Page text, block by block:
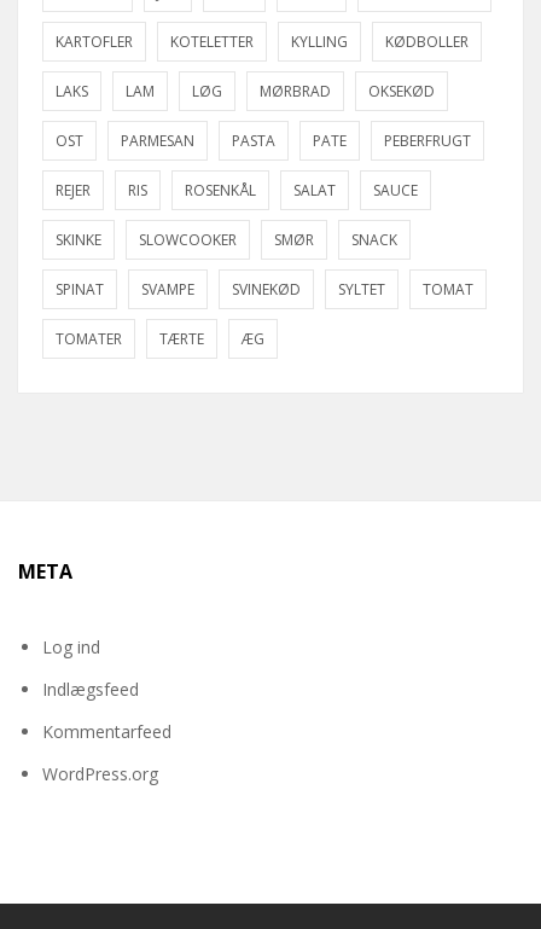
KARTOFLER KOTELETTER KYLLING KØDBOLLER
LAKS LAM LØG MØRBRAD OKSEKØD
OST PARMESAN PASTA PATE PEBERFRUGT
REJER RIS ROSENKÅL SALAT SAUCE
SKINKE SLOWCOOKER SMØR SNACK
SPINAT SVAMPE SVINEKØD SYLTET TOMAT
TOMATER TÆRTE ÆG
META
Log ind
Indlægsfeed
Kommentarfeed
WordPress.org